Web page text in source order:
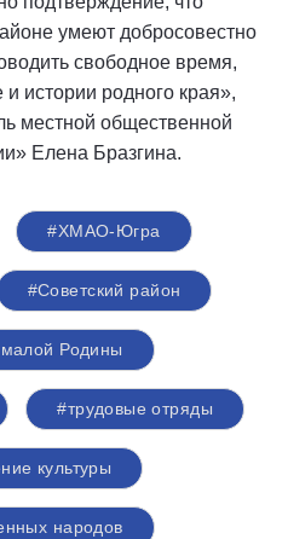
умеют добросовестно
свободное время,
и истории родного края»,
местной общественной
Елена Бразгина.
#ХМАО-Югра
#Советский район
малой Родины
#трудовые отряды
культуры
народов